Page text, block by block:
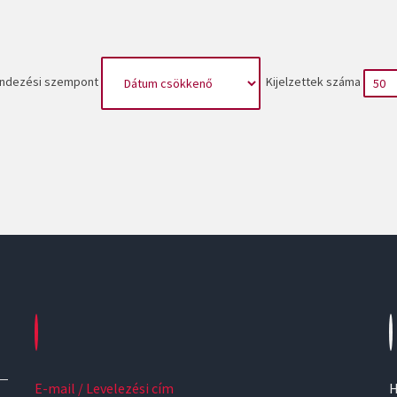
szempont Kijelzettek száma
E-mail / Levelezési cím